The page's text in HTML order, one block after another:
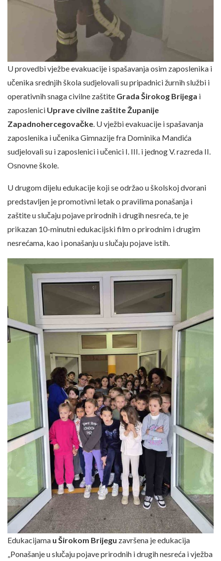
U provedbi vježbe evakuacije i spašavanja osim zaposlenika i
učenika srednjih škola sudjelovali su pripadnici žurnih službi i
operativnih snaga civilne zaštite Grada Širokog Brijega i
zaposlenici Uprave civilne zaštite Županije
Zapadnohercegovačke . U vježbi evakuacije i spašavanja
zaposlenika i učenika Gimnazije fra Dominika Mandića
sudjelovali su i zaposlenici i učenici I. III. i jednog V. razreda II.
Osnovne škole.
U drugom dijelu edukacije koji se održao u školskoj dvorani
predstavljen je promotivni letak o pravilima ponašanja i
zaštite u slučaju pojave prirodnih i drugih nesreća, te je
prikazan 10-minutni edukacijski film o prirodnim i drugim
nesrećama, kao i ponašanju u slučaju pojave istih.
Edukacijama u Širokom Brijegu završena je edukacija
„Ponašanje u slučaju pojave prirodnih i drugih nesreća i vježba